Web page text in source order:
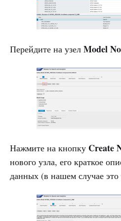
Перейдите на узел Model
Нажмите на кнопку Create
нового узла, его краткое
данных (в нашем случае это